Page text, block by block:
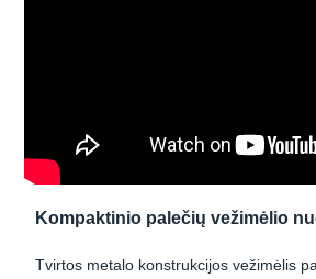
Kompaktinio palečių vežimėlio
Tvirtos metalo konstrukcijos vežimėlis